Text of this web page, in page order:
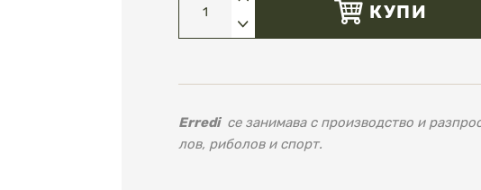
КУПИ
Errediсе занимава с производство и
лов, риболов и спорт.